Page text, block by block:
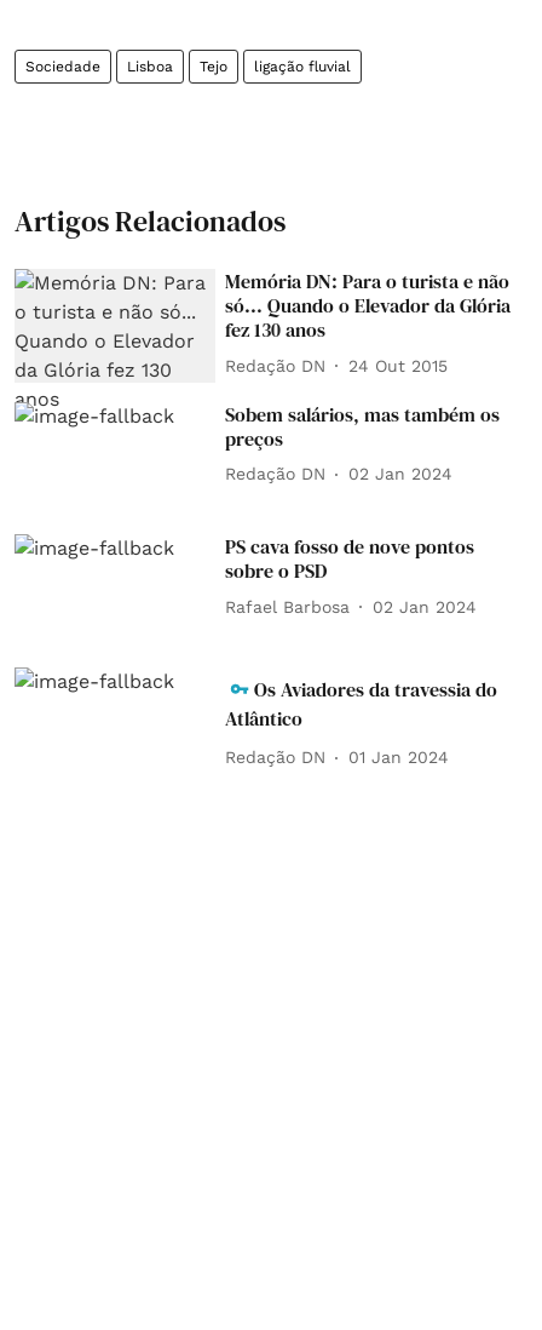
Sociedade Lisboa Tejo ligação fluvial
Artigos Relacionados
Memória DN: Para o turista e não
só... Quando o Elevador da Glória
fez 130 anos
Redação DN 24 Out 2015
Sobem salários, mas também os
preços
Redação DN 02 Jan 2024
PS cava fosso de nove pontos
sobre o PSD
Rafael Barbosa 02 Jan 2024
Os Aviadores da travessia do
Atlântico
Redação DN 01 Jan 2024